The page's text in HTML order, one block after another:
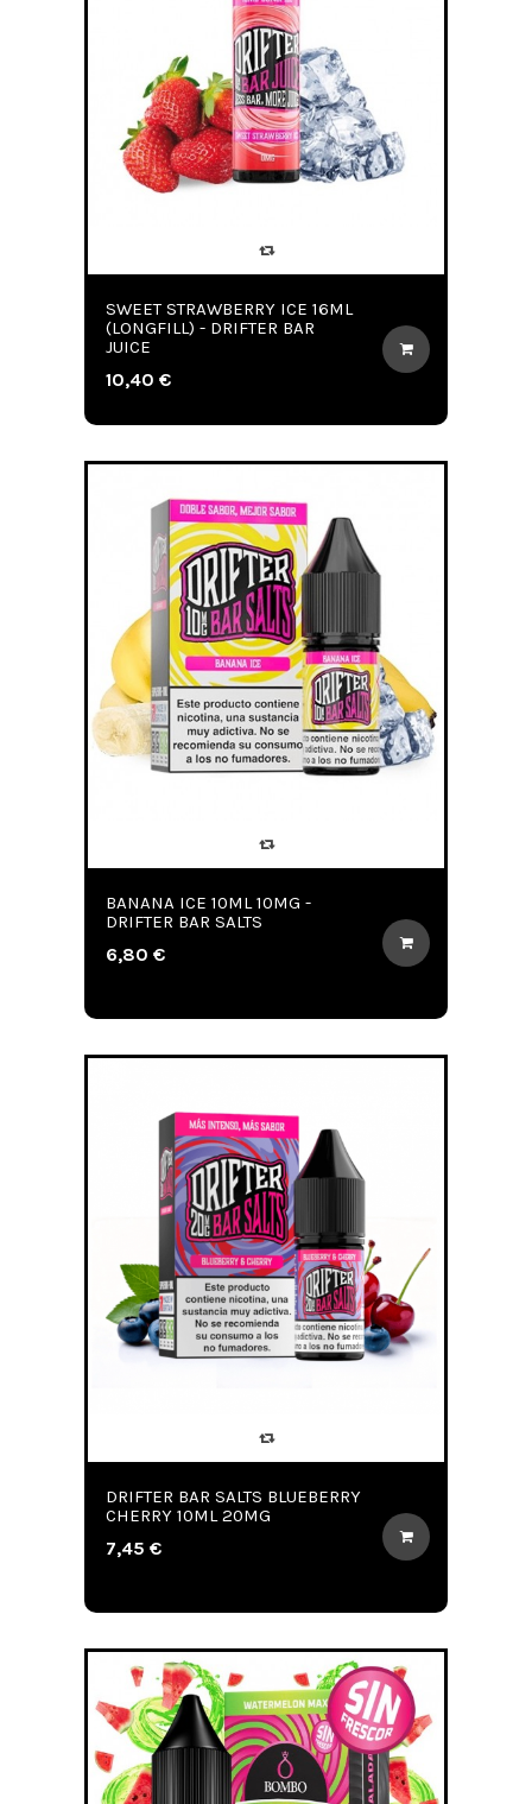
SWEET STRAWBERRY ICE 16ML
(LONGFILL) - DRIFTER BAR
JUICE
10,40 €
BANANA ICE 10ML 10MG -
DRIFTER BAR SALTS
6,80 €
DRIFTER BAR SALTS BLUEBERRY
CHERRY 10ML 20MG
7,45 €